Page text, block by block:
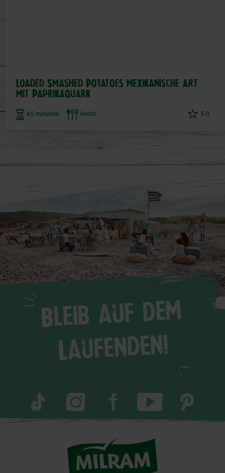
Loaded Smashed Potatoes mexikanische Art
mit PaprikaQuark
45 minuten leicht 5.0
Bleib auf dem
Laufenden!